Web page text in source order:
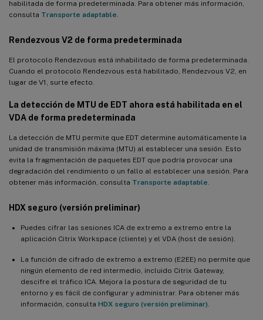
habilitada de forma predeterminada. Para obtener más información,
consulta Transporte adaptable
Rendezvous V2 de forma predeterminada
El protocolo Rendezvous está inhabilitado de forma predeterminada.
Cuando el protocolo Rendezvous está habilitado, Rendezvous V2, en
lugar de V1, surte efecto.
La detección de MTU de EDT ahora está habilitada en el
VDA de forma predeterminada
La detección de MTU permite que EDT determine automáticamente la
unidad de transmisión máxima (MTU) al establecer una sesión. Esto
evita la fragmentación de paquetes EDT que podría provocar una
degradación del rendimiento o un fallo al establecer una sesión. Para
obtener más información, consulta Transporte adaptable
HDX seguro (versión preliminar)
Puedes cifrar las sesiones ICA de extremo a extremo entre la
aplicación Citrix Workspace (cliente) y el VDA (host de sesión).
La función de cifrado de extremo a extremo (E2EE) no permite que
ningún elemento de red intermedio, incluido Citrix Gateway,
descifre el tráfico ICA. Mejora la postura de seguridad de tu
entorno y es fácil de configurar y administrar. Para obtener más
información, consulta HDX seguro (versión preliminar)
Rendezvous
Agrupación de botones de la barra de tareas de la aplicación
Compatibilidad total con Rendezvous V2
La GUI de instalación sencilla ya está disponible
Mejora de gráficos HDX
15.2
La función de duplicación de sesiones se extiende a todas las
distribuciones compatibles
Creación de usuarios locales con atributos especificados en
VDA no unidos a un dominio
Compatibilidad con Transport Layer Security (TLS) 1.3
Novedades de la versión 2112